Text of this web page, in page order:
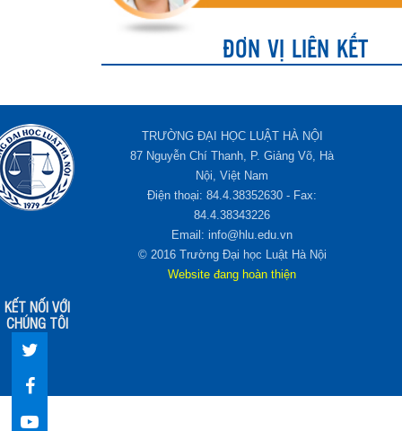
ĐƠN VỊ LIÊN KẾT
TRƯỜNG ĐẠI HỌC LUẬT HÀ NỘI
87 Nguyễn Chí Thanh, P. Giảng Võ, Hà
Nội, Việt Nam
Điện thoại: 84.4.38352630 - Fax:
84.4.38343226
Email: info@hlu.edu.vn
© 2016 Trường Đại học Luật Hà Nội
Website đang hoàn thiện
KẾT NỐI VỚI
CHÚNG TÔI